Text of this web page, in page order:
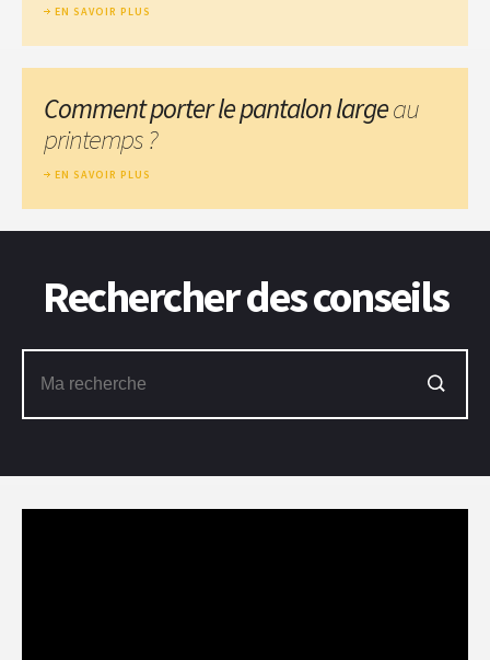
EN SAVOIR PLUS
Comment porter le pantalon largeau
printemps ?
EN SAVOIR PLUS
Rechercher des conseils